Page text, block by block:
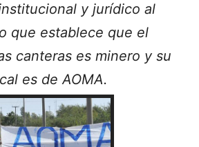
y jurídico al
que establece que el
canteras es minero y su
es de AOMA.